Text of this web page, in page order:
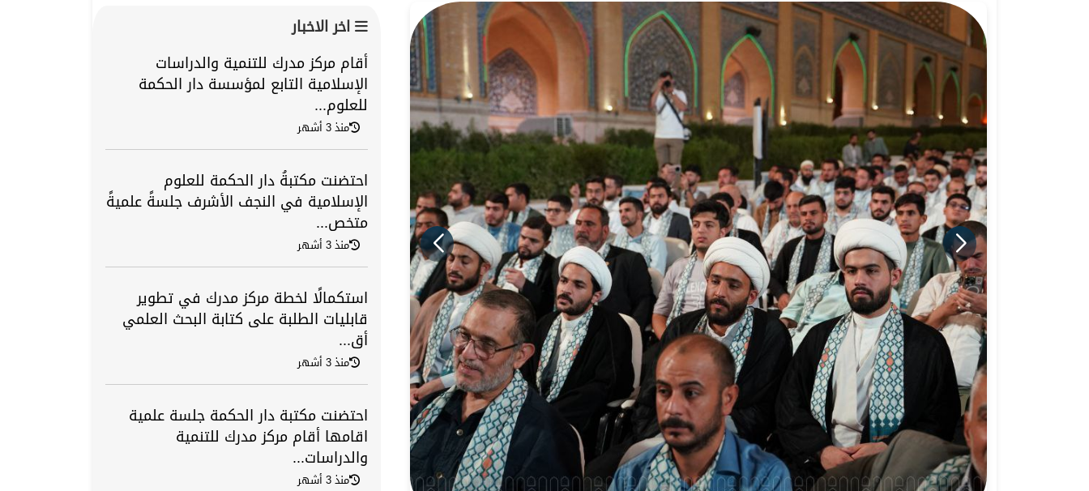
اخر الاخبار
أقام مركز مدرك للتنمية والدراسات
الإسلامية التابع لمؤسسة دار الحكمة
للعلوم...
منذ 3 أشهر
احتضنت مكتبةُ دار الحكمة للعلوم
الإسلامية في النجف الأشرف جلسةً علميةً
متخص...
منذ 3 أشهر
استكمالًا لخطة مركز مدرك في تطوير
قابليات الطلبة على كتابة البحث العلمي
أق...
منذ 3 أشهر
احتضنت مكتبة دار الحكمة جلسة علمية
اقامها أقام مركز مدرك للتنمية
والدراسات...
منذ 3 أشهر